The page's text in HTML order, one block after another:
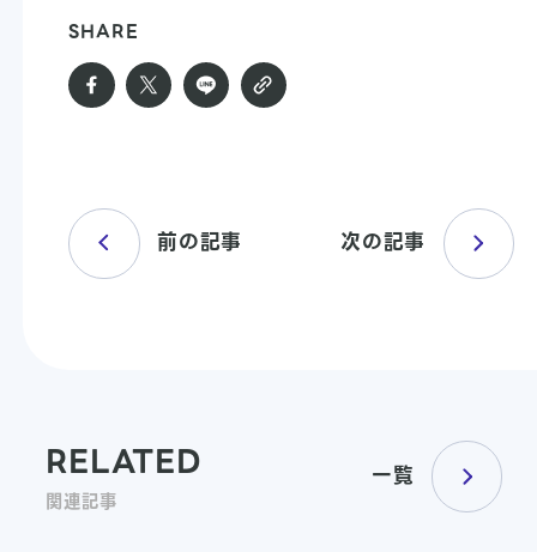
SHARE
前の記事 次の記事
RELATED
関連記事
一覧